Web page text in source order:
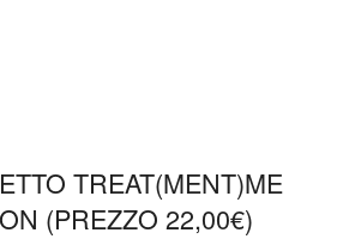
TREAT(MENT)ME
(PREZZO 22,00€)